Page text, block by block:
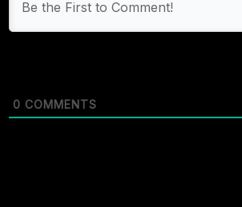
0 COMMENTS